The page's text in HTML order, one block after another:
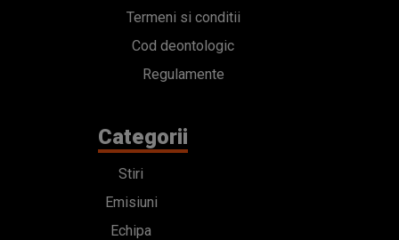
Termeni si conditii
Cod deontologic
Regulamente
Categorii
Stiri
Emisiuni
Echipa